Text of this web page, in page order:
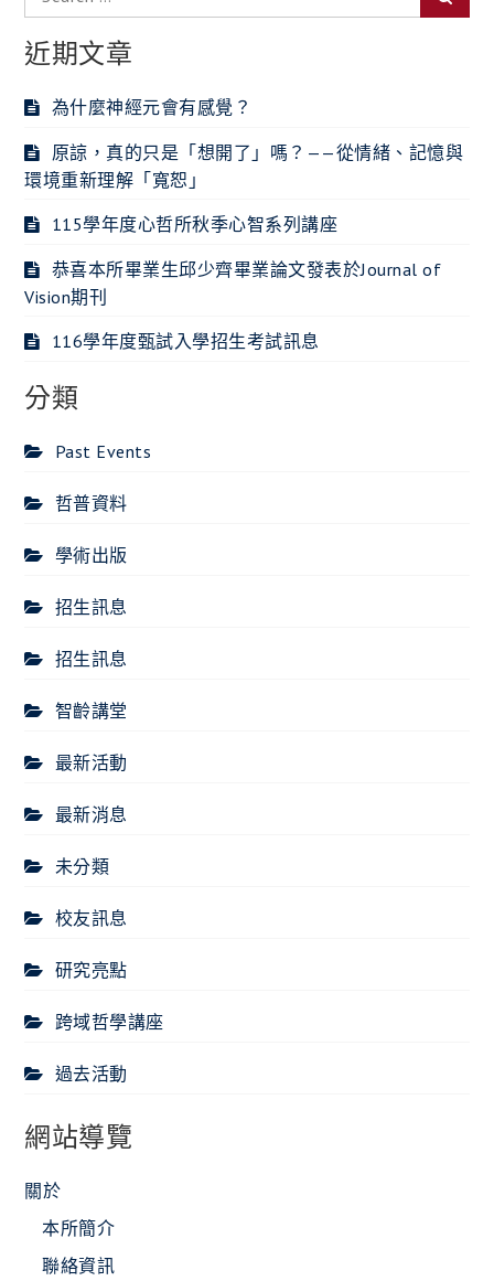
for:
近期文章
為什麼神經元會有感覺？
原諒，真的只是「想開了」嗎？——從情緒、記憶與
環境重新理解「寬恕」
115學年度心哲所秋季心智系列講座
恭喜本所畢業生邱少齊畢業論文發表於Journal of
Vision期刊
116學年度甄試入學招生考試訊息
分類
Past Events
哲普資料
學術出版
招生訊息
招生訊息
智齡講堂
最新活動
最新消息
未分類
校友訊息
研究亮點
跨域哲學講座
過去活動
網站導覽
關於
本所簡介
聯絡資訊